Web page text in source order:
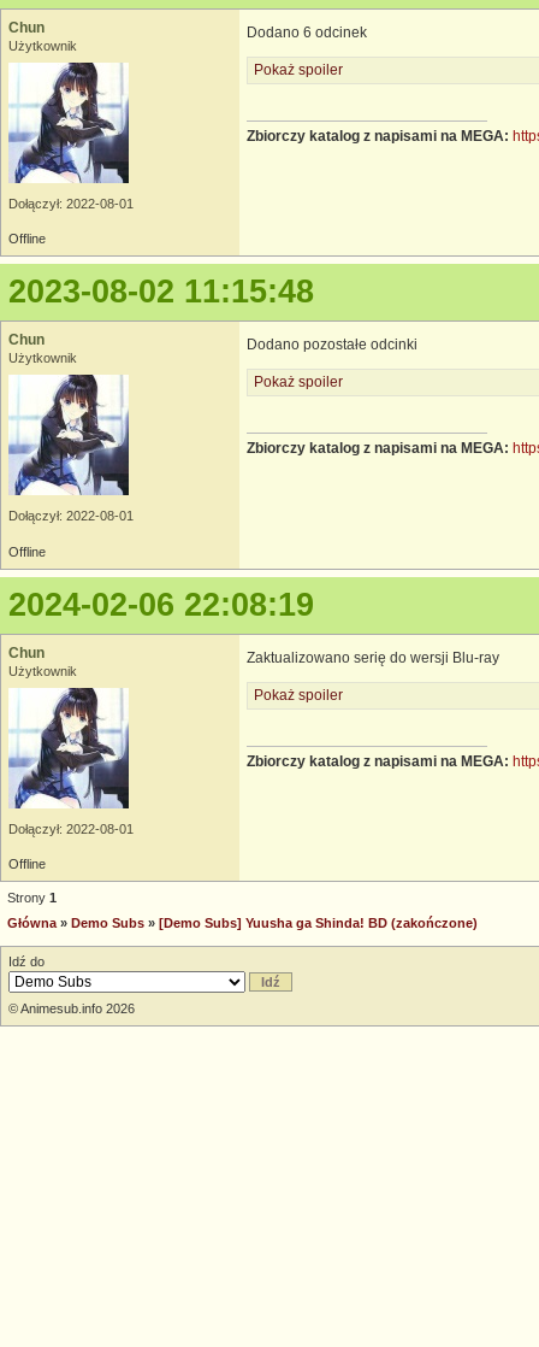
Chun
Użytkownik
Dołączył: 2022-08-01
Dodano 6 odcinek
Pokaż spoiler
Zbiorczy katalog z napisami na MEGA:
Offline
2023-08-02 11:15:48
Chun
Użytkownik
Dołączył: 2022-08-01
Dodano pozostałe odcinki
Pokaż spoiler
Zbiorczy katalog z napisami na MEGA:
Offline
2024-02-06 22:08:19
Chun
Użytkownik
Dołączył: 2022-08-01
Zaktualizowano serię do wersji Blu-ray
Pokaż spoiler
Zbiorczy katalog z napisami na MEGA:
Offline
Strony 1
Główna » Demo Subs » [Demo Subs] Yuusha ga Shinda! BD (zakończone)
Idź do
© Animesub.info 2026